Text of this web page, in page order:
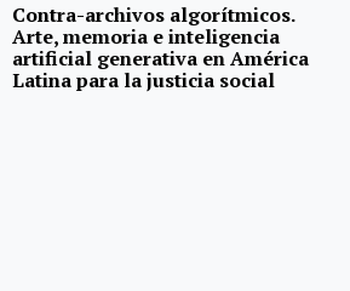
Contra-archivos algorítmicos.
Arte, memoria e inteligencia
artificial generativa en América
Latina para la justicia social